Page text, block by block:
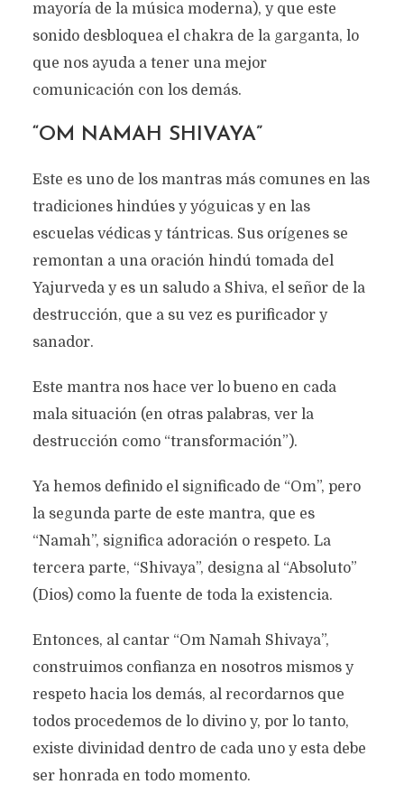
mayoría de la música moderna), y que este
sonido desbloquea el chakra de la garganta, lo
que nos ayuda a tener una mejor
comunicación con los demás.
“OM NAMAH SHIVAYA”
Este es uno de los mantras más comunes en las
tradiciones hindúes y yóguicas y en las
escuelas védicas y tántricas. Sus orígenes se
remontan a una oración hindú tomada del
Yajurveda y es un saludo a Shiva, el señor de la
destrucción, que a su vez es purificador y
sanador.
Este mantra nos hace ver lo bueno en cada
mala situación (en otras palabras, ver la
destrucción como “transformación”).
Ya hemos definido el significado de “Om”, pero
la segunda parte de este mantra, que es
“Namah”, significa adoración o respeto. La
tercera parte, “Shivaya”, designa al “Absoluto”
(Dios) como la fuente de toda la existencia.
Entonces, al cantar “Om Namah Shivaya”,
construimos confianza en nosotros mismos y
respeto hacia los demás, al recordarnos que
todos procedemos de lo divino y, por lo tanto,
existe divinidad dentro de cada uno y esta debe
ser honrada en todo momento.